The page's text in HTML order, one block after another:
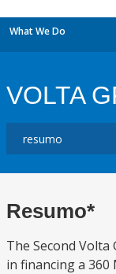
What We Do
VOLTA
Resumo*
The Second
in financing a 360